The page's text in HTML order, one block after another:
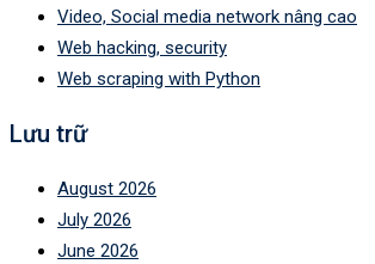
Video, Social media network nâng cao
Web hacking, security
Web scraping with Python
Lưu trữ
August 2026
July 2026
June 2026